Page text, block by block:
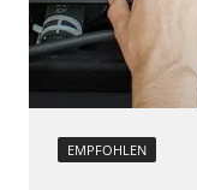
EMPFOHLEN